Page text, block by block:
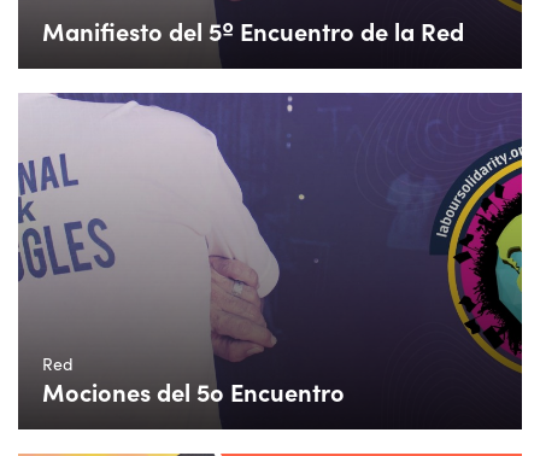
Manifiesto del 5º Encuentro de la Red
Red
Mociones del 5o Encuentro